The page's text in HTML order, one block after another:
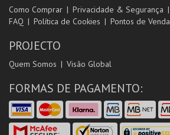
Como Comprar Privacidade & Segurança
FAQ
Política de Cookies Pontos de Venda
PROJECTO
Quem Somos Visão Global
FORMAS DE PAGAMENTO: